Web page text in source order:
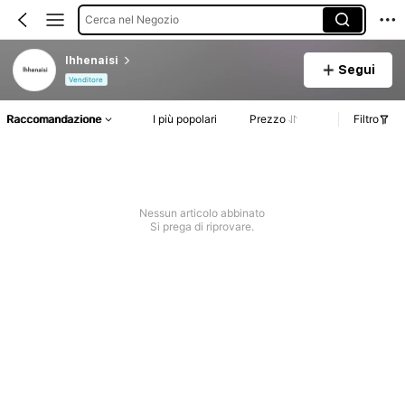
Cerca nel Negozio
lhhenaisi
Venditore
Segui
Raccomandazione I più popolari Prezzo Filtro
Nessun articolo abbinato
Si prega di riprovare.